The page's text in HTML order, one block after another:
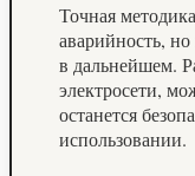
Точная
аварийность,
в дальнейшем.
электросети,
останется
использовании.